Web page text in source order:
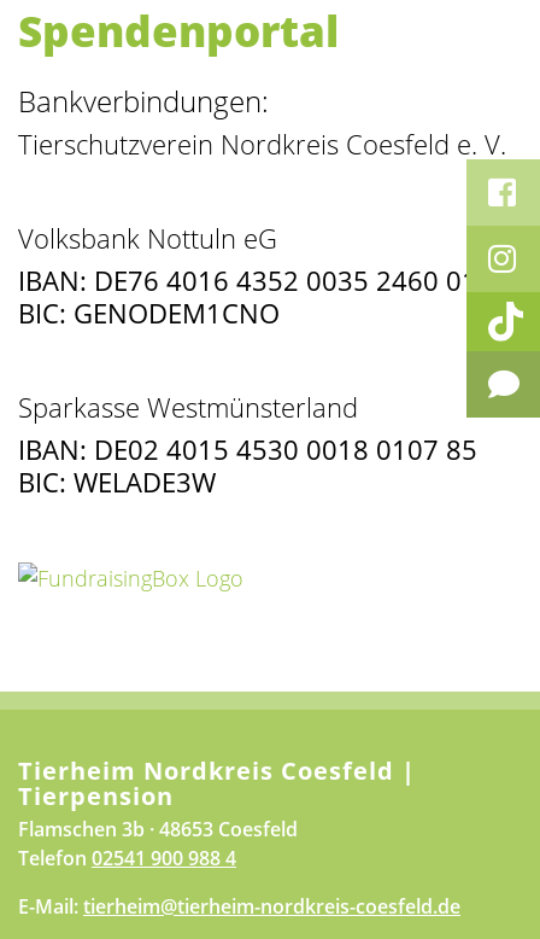
Spendenportal
Bankverbindungen:
Tierschutzverein Nordkreis Coesfeld e. V.
Volksbank Nottuln eG
IBAN: DE76 4016 4352 0035 2460 01
BIC: GENODEM1CNO
Sparkasse Westmünsterland
IBAN: DE02 4015 4530 0018 0107 85
BIC: WELADE3W
Tierheim Nordkreis Coesfeld |
Tierpension
Flamschen 3b · 48653 Coesfeld
Telefon 02541 900 988 4
E-Mail:tierheim@tierheim-nordkreis-coesfeld.de